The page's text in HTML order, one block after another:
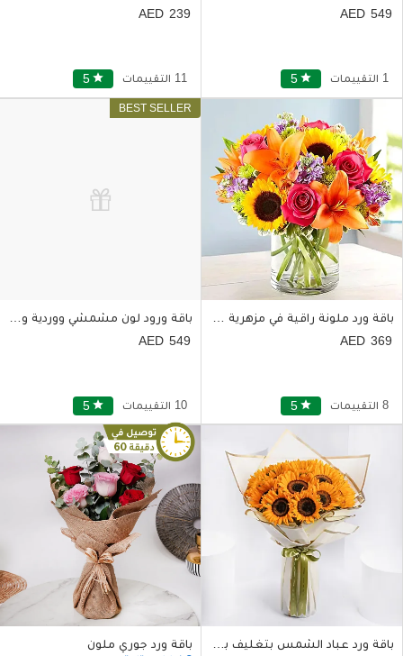
549
5 star 1 التقييمات
239
5 star 11 التقييمات
369
5 star 8 التقييمات
باقة ورود لون مشمشي ووردية وبنفسجية في فازة زجاجية
549
5 star 10 التقييمات
باقة ورد عباد الشمس بتغليف بني أنيق وشريط رافيا
باقة ورد جوري ملون